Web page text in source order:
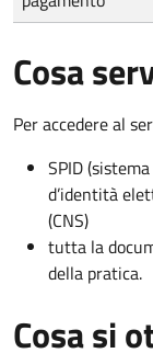
Cosa
Per accedere al
SPID
d’identità
(CNS)
tutta la
della pratica.
Cosa si